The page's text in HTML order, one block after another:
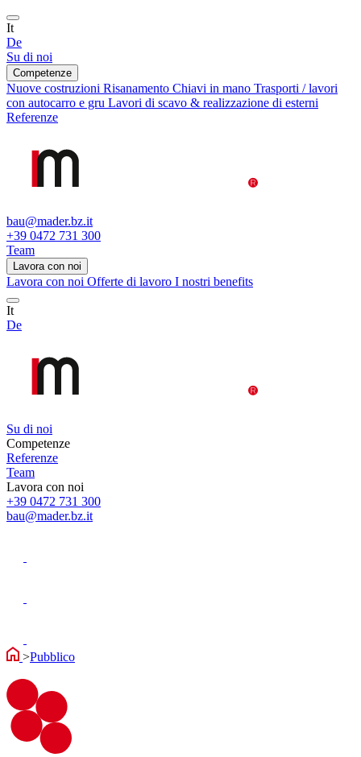
It
De
Su di noi
Competenze
Nuove costruzioni Risanamento Chiavi in mano Trasporti / lavori
con autocarro e gru Lavori di scavo & realizzazione di esterni
Referenze
bau@mader.bz.it
+39 0472 731 300
Team
Lavora con noi
Lavora con noi Offerte di lavoro I nostri benefits
It
De
Su di noi
Competenze
Referenze
Team
Lavora con noi
+39 0472 731 300
bau@mader.bz.it
>Pubblico